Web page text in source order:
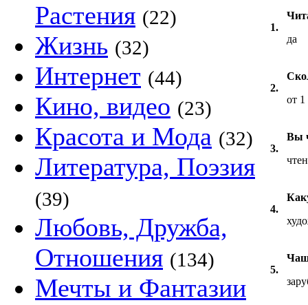
Растения (22)
Жизнь (32)
Интернет (44)
Кино, видео (23)
Красота и Мода (32)
Литература, Поэзия
(39)
Любовь, Дружба,
Отношения (134)
Мечты и Фантазии
1.
да
2.
от 1
3.
Вы
4.
5.